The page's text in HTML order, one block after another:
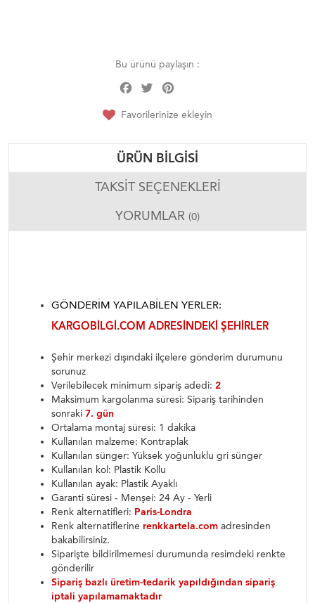
Bu ürünü paylaşın :
Facebook
Twitter
Favorilerinize ekleyin
ÜRÜN BILGISI
TAKSIT SEÇENEKLERI
YORUMLAR (0)
GÖNDERIM YAPILABILEN YERLER:
KARGOBILGI.COM ADRESINDEKI ŞEHIRLER
Şehir merkezi dışındaki ilçelere gönderim durumunu
sorunuz
Verilebilecek minimum sipariş adedi: 2
Maksimum kargolanma süresi: Sipariş tarihinden
sonraki 7. gün
Ortalama montaj süresi: 1 dakika
Kullanılan malzeme: Kontraplak
Kullanılan sünger: Yüksek yoğunluklu gri sünger
Kullanılan kol: Plastik Kollu
Kullanılan ayak: Plastik Ayaklı
Garanti süresi - Menşei: 24 Ay - Yerli
Renk alternatifleri: Paris-Londra
Renk alternatiflerine renkkartela.com adresinden
bakabilirsiniz.
Siparişte bildirilmemesi durumunda resimdeki renkte
gönderilir
Sipariş bazlı üretim-tedarik yapıldığından sipariş
iptali yapılamamaktadır